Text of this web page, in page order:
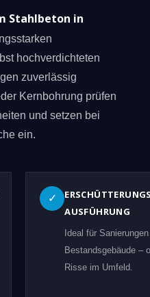
Stahlbeton in
hochverdichteten
zuverlässig
Kernbohrung prüfen
und setzen bei
ein.
✓
AUSFÜHRUNG
Ideal für
Bestandsgebäude –
Risse im Umfeld.